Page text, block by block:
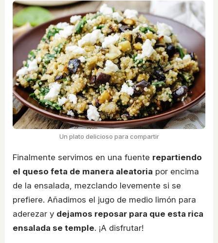
Un plato delicioso para compartir
Finalmente servimos en una fuente repartiendo
el queso feta de manera aleatoria por encima
de la ensalada, mezclando levemente si se
prefiere. Añadimos el jugo de medio limón para
aderezar y dejamos reposar para que esta rica
ensalada se temple. ¡A disfrutar!